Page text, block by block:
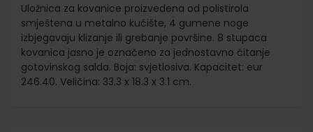
Uložnica za kovanice proizvedena od polistirola
smještena u metalno kućište, 4 gumene noge
izbjegavaju klizanje ili grebanje površine. 8 stupaca
kovanica jasno je označeno za jednostavno čitanje
gotovinskog salda. Boja: svjetlosiva. Kapacitet: eur
246.40. Veličina: 33.3 x 18.3 x 3.1 cm.